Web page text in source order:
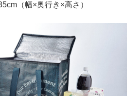
（幅×奥行き×高さ）